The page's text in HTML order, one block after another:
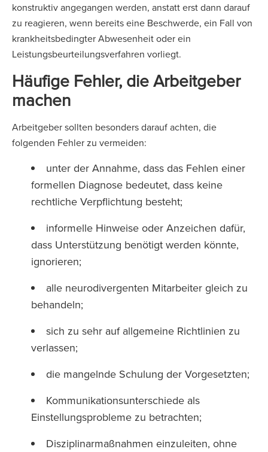
konstruktiv angegangen werden, anstatt erst dann darauf
zu reagieren, wenn bereits eine Beschwerde, ein Fall von
krankheitsbedingter Abwesenheit oder ein
Leistungsbeurteilungsverfahren vorliegt.
Häufige Fehler, die Arbeitgeber
machen
Arbeitgeber sollten besonders darauf achten, die
folgenden Fehler zu vermeiden:
unter der Annahme, dass das Fehlen einer
formellen Diagnose bedeutet, dass keine
rechtliche Verpflichtung besteht;
informelle Hinweise oder Anzeichen dafür,
dass Unterstützung benötigt werden könnte,
ignorieren;
alle neurodivergenten Mitarbeiter gleich zu
behandeln;
sich zu sehr auf allgemeine Richtlinien zu
verlassen;
die mangelnde Schulung der Vorgesetzten;
Kommunikationsunterschiede als
Einstellungsprobleme zu betrachten;
Disziplinarmaßnahmen einzuleiten, ohne